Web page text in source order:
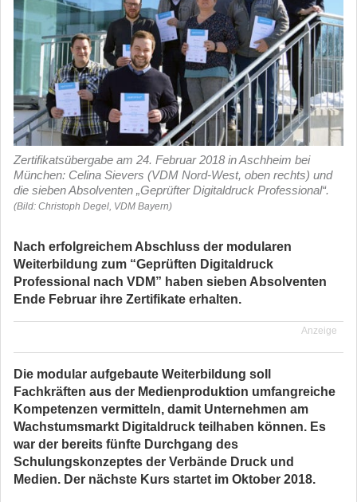
Zertifikatsübergabe am 24. Februar 2018 in Aschheim bei
München: Celina Sievers (VDM Nord-West, oben rechts) und
die sieben Absolventen „Geprüfter Digitaldruck Professional“.
(Bild: Christoph Degel, VDM Bayern)
Nach erfolgreichem Abschluss der modularen
Weiterbildung zum “Geprüften Digitaldruck
Professional nach VDM” haben sieben Absolventen
Ende Februar ihre Zertifikate erhalten.
Anzeige
Die modular aufgebaute Weiterbildung soll
Fachkräften aus der Medienproduktion umfangreiche
Kompetenzen vermitteln, damit Unternehmen am
Wachstumsmarkt Digitaldruck teilhaben können. Es
war der bereits fünfte Durchgang des
Schulungskonzeptes der Verbände Druck und
Medien. Der nächste Kurs startet im Oktober 2018.